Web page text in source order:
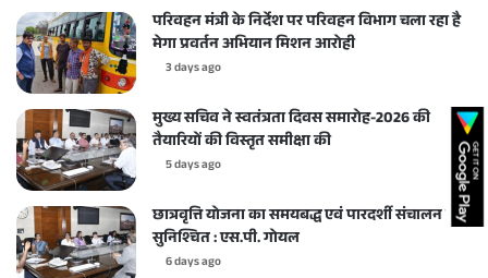
परिवहन मंत्री के निर्देश पर परिवहन विभाग चला रहा है
मेगा प्रवर्तन अभियान मिशन आरोही
3 days ago
मुख्य सचिव ने स्वतंत्रता दिवस समारोह-2026 की
तैयारियों की विस्तृत समीक्षा की
5 days ago
छात्रवृत्ति योजना का समयबद्ध एवं पारदर्शी संचालन करें
सुनिश्चित : एस.पी. गोयल
6 days ago